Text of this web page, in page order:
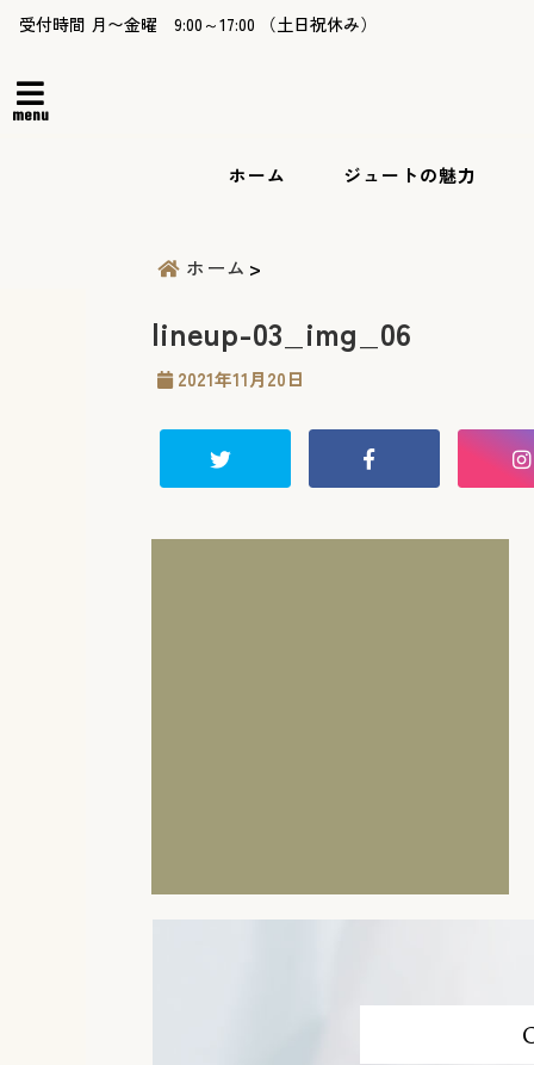
受付時間 月〜金曜 9:00～17:00 （土日祝休み）
menu
ホーム ジュートの魅力
ホーム
lineup-03_img_06
2021年11月20日